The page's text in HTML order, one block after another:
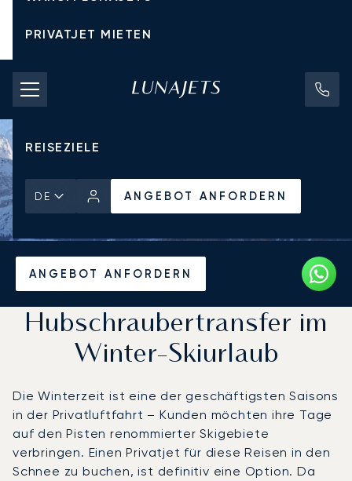
PRIVATJET MIETEN
CHARTERPREISE
PRIVATJETS
REISEZIELE
DE ANGEBOT ANFORDERN
ANGEBOT ANFORDERN
Hubschraubertransfer im
Winter-Skiurlaub
Die Winterzeit ist eine der geschäftigsten Saisons
in der Privatluftfahrt – Kunden möchten ihre Tage
auf den Pisten renommierter Skigebiete
verbringen. Einen Privatjet für diese Reisen in den
Schnee zu buchen, ist definitiv eine Option. Da